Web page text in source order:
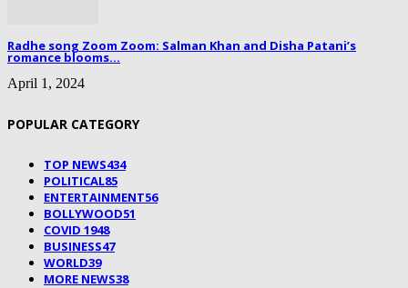
Radhe song Zoom Zoom: Salman Khan and Disha Patani’s
romance blooms...
April 1, 2024
POPULAR CATEGORY
TOP NEWS434
POLITICAL85
ENTERTAINMENT56
BOLLYWOOD51
COVID 1948
BUSINESS47
WORLD39
MORE NEWS38